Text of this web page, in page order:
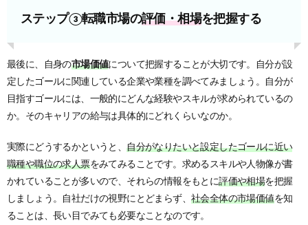
ステップ③転職市場の評価・相場を把握する
最後に、自身の市場価値について把握することが大切です。自分が設
定したゴールに関連している企業や業種を調べてみましょう。自分が
目指すゴールには、一般的にどんな経験やスキルが求められているの
か。そのキャリアの給与は具体的にどれくらいなのか。
実際にどうするかというと、自分がなりたいと設定したゴールに近い
職種や職位の求人票をみてみることです。求めるスキルや人物像が書
かれていることが多いので、それらの情報をもとに評価や相場を把握
しましょう。自社だけの視野にとどまらず、 社会全体の市場価値を知
ることは、長い目でみても必要なことなのです。